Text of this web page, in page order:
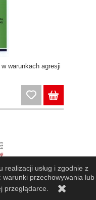
realizacji usług i zgodnie z
warunki przechowywania lub
przeglądarce.
warunkach agresji